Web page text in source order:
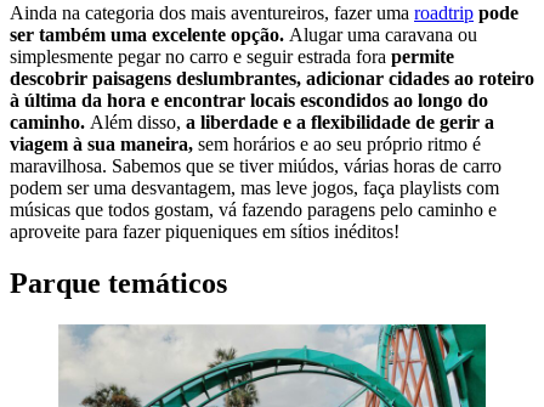
Ainda na categoria dos mais aventureiros, fazer uma roadtrip pode
ser também uma excelente opção. Alugar uma caravana ou
simplesmente pegar no carro e seguir estrada fora permite
descobrir paisagens deslumbrantes, adicionar cidades ao roteiro
à última da hora e encontrar locais escondidos ao longo do
caminho. Além disso, a liberdade e a flexibilidade de gerir a
viagem à sua maneira, sem horários e ao seu próprio ritmo é
maravilhosa. Sabemos que se tiver miúdos, várias horas de carro
podem ser uma desvantagem, mas leve jogos, faça playlists com
músicas que todos gostam, vá fazendo paragens pelo caminho e
aproveite para fazer piqueniques em sítios inéditos!
Parque temáticos